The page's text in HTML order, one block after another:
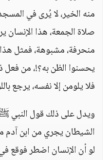
منه الخير، لا يُرى في
صلاة الجمعة، هذا
منحرفة، مشبوهة، فمثل
يحسنوا الظن به؟!، من فعل
فلا يلومن إلا نفسه، يرجع
ويدل على ذلك قول النبي
الشيطان يجري من ابن آدم
لو أن الإنسان اضطر فوقع